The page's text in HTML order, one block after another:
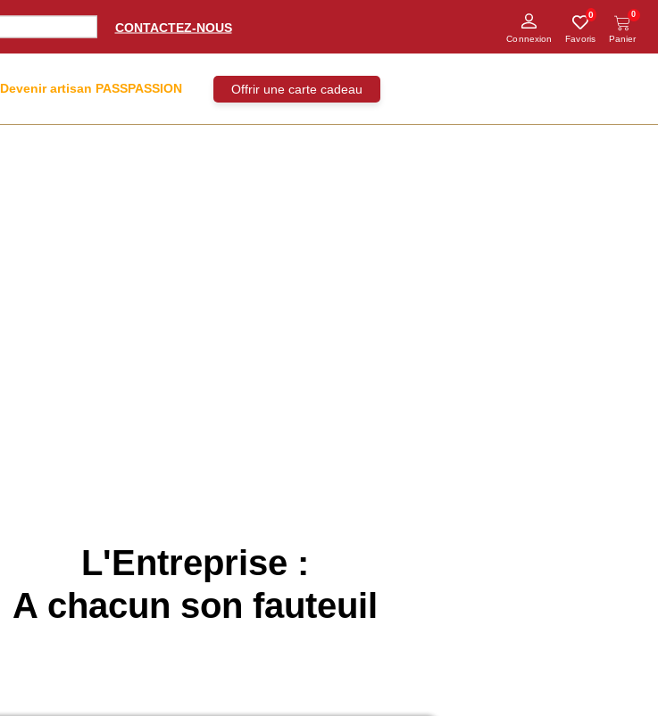
CONTACTEZ-NOUS
0 0
Devenir artisan PASSPASSION Offrir une carte cadeau
L'Entreprise :
A chacun son fauteuil